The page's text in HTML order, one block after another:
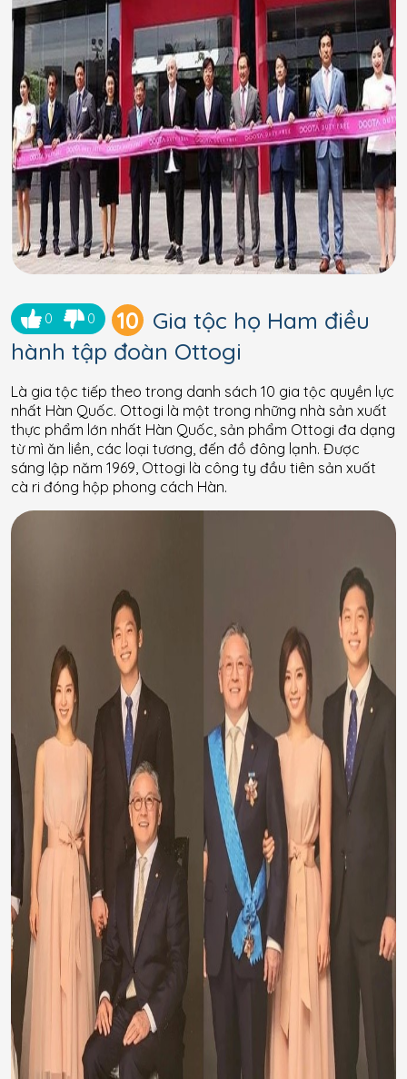
0 0 10 Gia tộc họ Ham điều
hành tập đoàn Ottogi
Là gia tộc tiếp theo trong danh sách 10 gia tộc quyền lực
nhất Hàn Quốc. Ottogi là một trong những nhà sản xuất
thực phẩm lớn nhất Hàn Quốc, sản phẩm Ottogi đa dạng
từ mì ăn liền, các loại tương, đến đồ đông lạnh. Được
sáng lập năm 1969, Ottogi là công ty đầu tiên sản xuất
cà ri đóng hộp phong cách Hàn.